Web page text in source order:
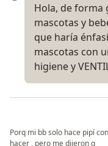
Hola, de forma
mascotas y
que haría
mascotas con
higiene y
Porq mi bb solo hace pipí
hacer , pero me dijeron q